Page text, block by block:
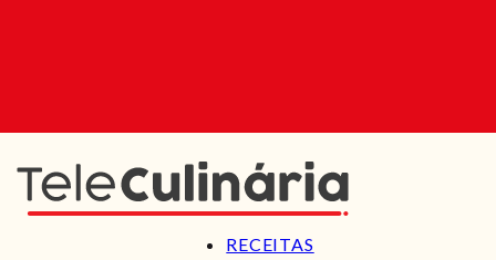
RECEITAS